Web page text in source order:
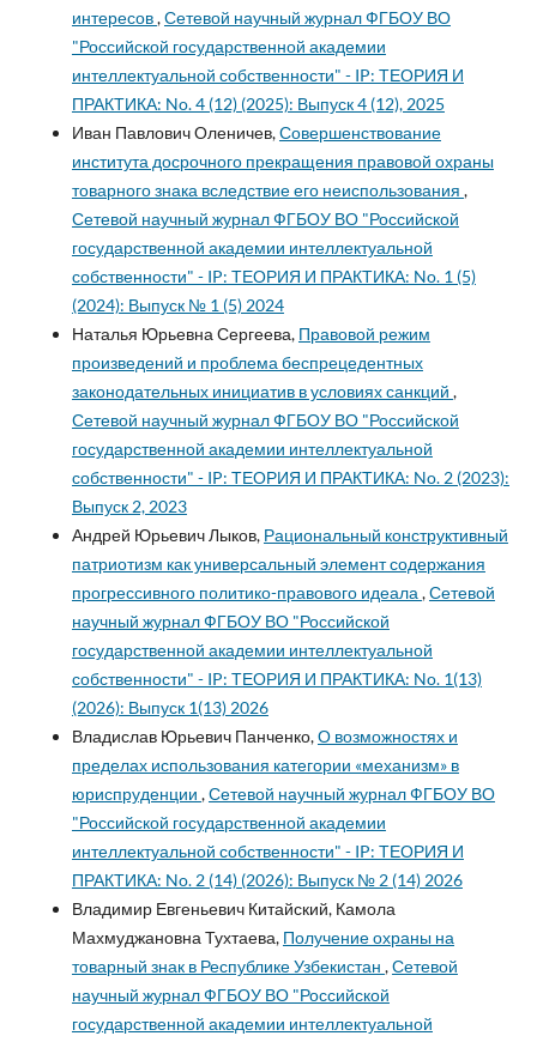
интересов,Сетевой научный журнал ФГБОУ ВО
"Российской государственной академии
интеллектуальной собственности" - IP: ТЕОРИЯ И
ПРАКТИКА: No. 4 (12) (2025): Выпуск 4 (12), 2025
Иван Павлович Оленичев,Совершенствование
института досрочного прекращения правовой охраны
товарного знака вследствие его неиспользования ,
Сетевой научный журнал ФГБОУ ВО "Российской
государственной академии интеллектуальной
собственности" - IP: ТЕОРИЯ И ПРАКТИКА: No. 1 (5)
(2024): Выпуск № 1 (5) 2024
Наталья Юрьевна Сергеева, Правовой режим
произведений и проблема беспрецедентных
законодательных инициатив в условиях санкций ,
Сетевой научный журнал ФГБОУ ВО "Российской
государственной академии интеллектуальной
собственности" - IP: ТЕОРИЯ И ПРАКТИКА: No. 2 (2023):
Выпуск 2, 2023
Андрей Юрьевич Лыков, Рациональный конструктивный
патриотизм как универсальный элемент содержания
прогрессивного политико-правового идеала ,Сетевой
научный журнал ФГБОУ ВО "Российской
государственной академии интеллектуальной
собственности" - IP: ТЕОРИЯ И ПРАКТИКА: No. 1(13)
(2026): Выпуск 1(13) 2026
Владислав Юрьевич Панченко,О возможностях и
пределах использования категории «механизм» в
юриспруденции ,Сетевой научный журнал ФГБОУ ВО
"Российской государственной академии
интеллектуальной собственности" - IP: ТЕОРИЯ И
ПРАКТИКА: No. 2 (14) (2026): Выпуск № 2 (14) 2026
Владимир Евгеньевич Китайский, Камола
Махмуджановна Тухтаева, Получение охраны на
товарный знак в Республике Узбекистан ,Сетевой
научный журнал ФГБОУ ВО "Российской
государственной академии интеллектуальной